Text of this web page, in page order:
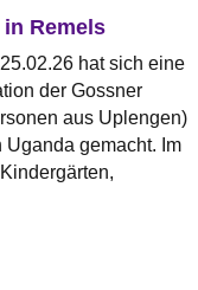
in Remels
hat sich eine
der Gossner
aus Uplengen)
Uganda gemacht. Im